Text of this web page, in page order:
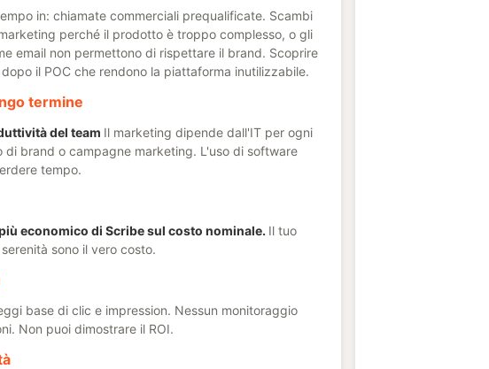
in: chiamate commerciali prequalificate. Scambi
perché il prodotto è troppo complesso, o gli
email non permettono di rispettare il brand. Scoprire
il POC che rendono la piattaforma inutilizzabile.
termine
del team Il marketing dipende dall'IT per ogni
di brand o campagne marketing. L'uso di software
tempo.
economico di Scribe sul costo nominale. Il tuo
sono il vero costo.
base di clic e impression. Nessun monitoraggio
Non puoi dimostrare il ROI.